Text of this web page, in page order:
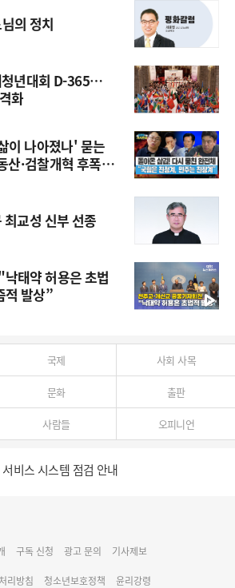
의 정치
년대회 D-365…
화
이 나아졌나' 묻는
·검찰개혁 후폭
교성 신부 선종
태약 허용은 초법
적 발상”
국제 사회 사목
문화 출판
사람들 오피니언
비스 시스템 점검 안내
& 1898 미디어월 공모전 수상작 발표
구독 신청 광고 문의 기사제보
리방침 청소년보호정책 윤리강령